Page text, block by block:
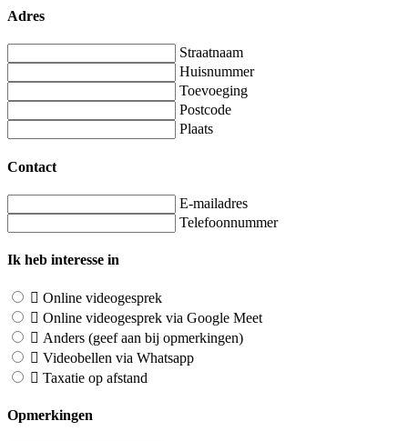
Adres
Straatnaam
Huisnummer
Toevoeging
Postcode
Plaats
Contact
E-mailadres
Telefoonnummer
Ik heb interesse in
Online videogesprek
Online videogesprek via Google Meet
Anders (geef aan bij opmerkingen)
Videobellen via Whatsapp
Taxatie op afstand
Opmerkingen